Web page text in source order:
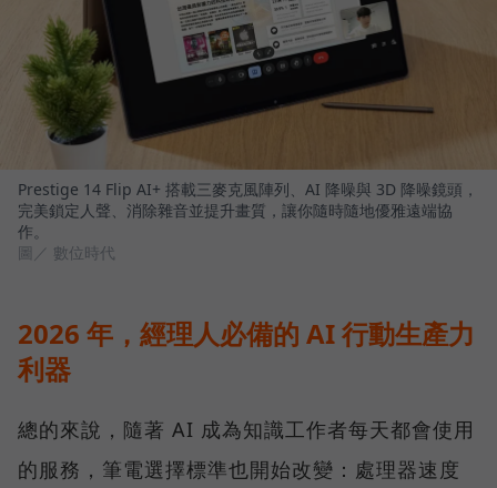
Prestige 14 Flip AI+ 搭載三麥克風陣列、AI 降噪與 3D 降噪鏡頭，
完美鎖定人聲、消除雜音並提升畫質，讓你隨時隨地優雅遠端協
作。
圖／ 數位時代
2026 年，經理人必備的 AI 行動生產力
利器
總的來說，隨著 AI 成為知識工作者每天都會使用
的服務，筆電選擇標準也開始改變：處理器速度